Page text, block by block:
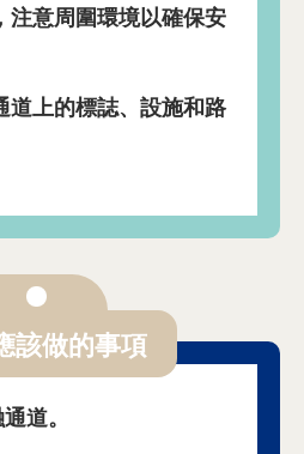
注意周圍環境以確保安
道上的標誌、設施和路
該做的事項
道。